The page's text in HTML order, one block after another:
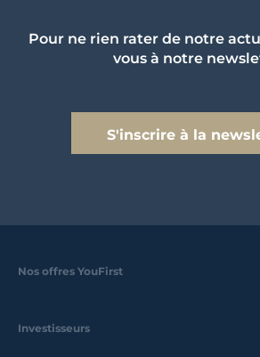
Pour ne rien rater de notre
vous à notre
S'inscrire à la
Nos offres YouFirst
Investisseurs